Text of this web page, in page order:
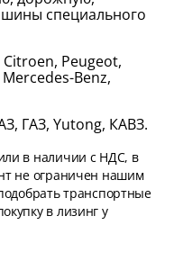
специального
Peugeot,
Benz,
ГАЗ, Yutong, КАВЗ.
в наличии с НДС, в
не ограничен нашим
транспортные
в лизинг у